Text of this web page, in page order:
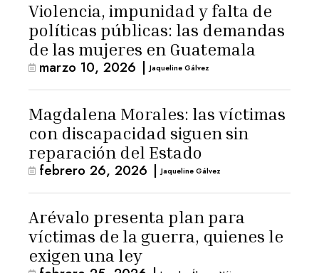
Violencia, impunidad y falta de
políticas públicas: las demandas
de las mujeres en Guatemala
marzo 10, 2026 | Jaqueline Gálvez
Magdalena Morales: las víctimas
con discapacidad siguen sin
reparación del Estado
febrero 26, 2026 | Jaqueline Gálvez
Arévalo presenta plan para
víctimas de la guerra, quienes le
exigen una ley